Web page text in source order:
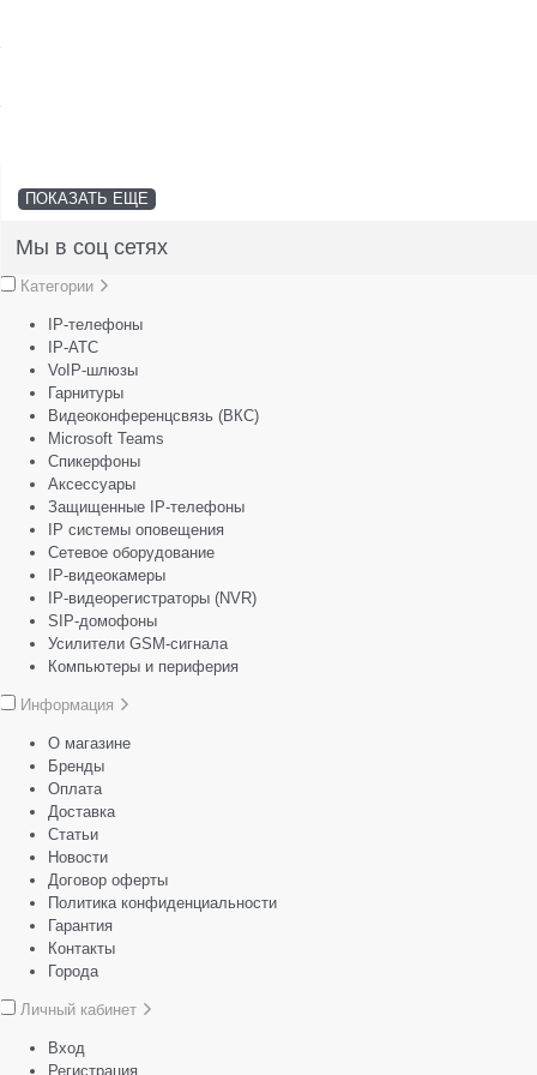
ПОКАЗАТЬ ЕЩЕ
Мы в соц сетях
Категории
IP-телефоны
IP-АТС
VoIP-шлюзы
Гарнитуры
Видеоконференцсвязь (ВКС)
Microsoft Teams
Спикерфоны
Аксессуары
Защищенные IP-телефоны
IP системы оповещения
Сетевое оборудование
IP-видеокамеры
IP-видеорегистраторы (NVR)
SIP-домофоны
Усилители GSM-сигнала
Компьютеры и периферия
Информация
О магазине
Бренды
Оплата
Доставка
Статьи
Новости
Договор оферты
Политика конфиденциальности
Гарантия
Контакты
Города
Личный кабинет
Вход
Регистрация